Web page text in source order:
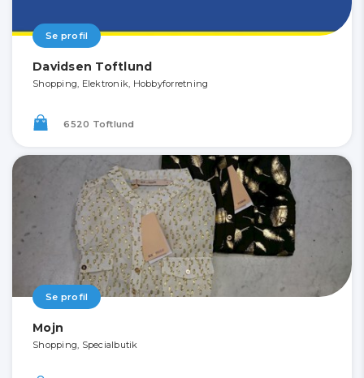
Se profil
Davidsen Toftlund
Shopping, Elektronik, Hobbyforretning
6520 Toftlund
Se profil
Mojn
Shopping, Specialbutik